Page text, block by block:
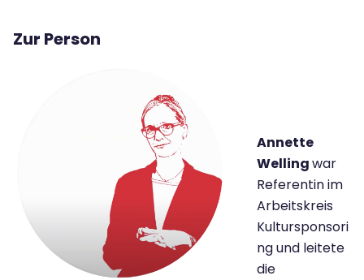
Zur Person
Annette
Wellingwar
Referentin im
Arbeitskreis
Kultursponsori
ng und leitete
die